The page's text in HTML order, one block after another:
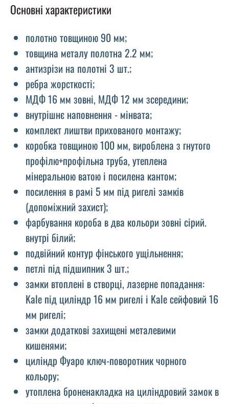
Основні характеристики
полотно товщиною 90 мм;
товщина металу полотна 2.2 мм;
антизрізи на полотні 3 шт.;
ребра жорсткості;
МДФ 16 мм зовні, МДФ 12 мм зсередини;
внутрішнє наповнення - мінвата;
комплект лиштви прихованого монтажу;
коробка товщиною 100 мм, вироблена з гнутого
профілю+профільна труба, утеплена
мінеральною ватою і посилена кантом;
посилення в рамі 5 мм під ригелі замків
(допоміжний захист);
фарбування короба в два кольори зовні сірий.
внутрі білий;
подвійний контур фінського ущільнення;
петлі під підшипник 3 шт.;
замки втоплені в створці, лазерне попадання:
Kale під циліндр 16 мм ригелі і Kale сейфовий 16
мм ригелі;
замки додаткові захищені металевими
кишенями;
циліндр Фуаро ключ-поворотник чорного
кольору;
утоплена броненакладка на циліндровий замок в